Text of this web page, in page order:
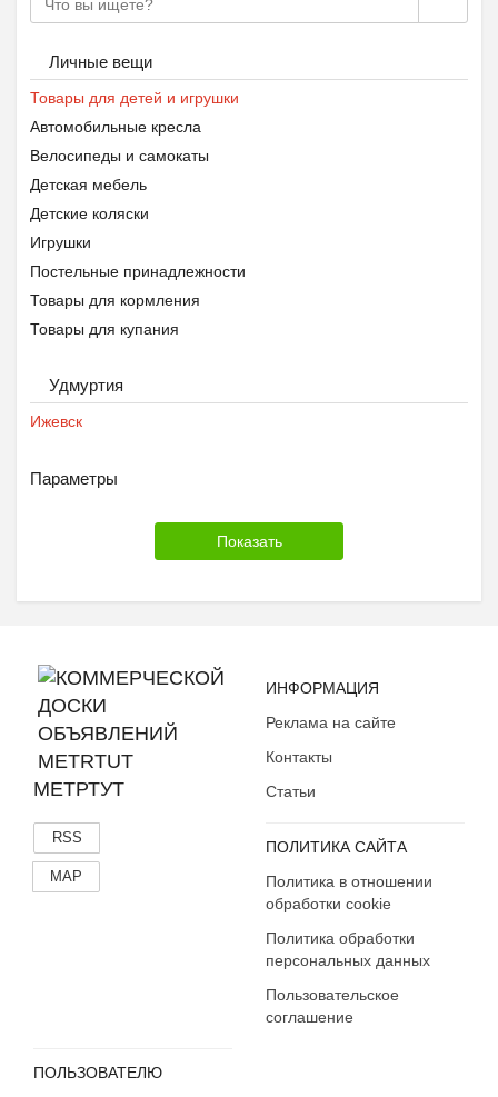
Личные вещи
Товары для детей и игрушки
Автомобильные кресла
Велосипеды и самокаты
Детская мебель
Детские коляски
Игрушки
Постельные принадлежности
Товары для кормления
Товары для купания
Удмуртия
Ижевск
Параметры
МЕТРТУТ
RSS
MAP
ИНФОРМАЦИЯ
Реклама на сайте
Контакты
Статьи
ПОЛИТИКА САЙТА
Политика в отношении
обработки cookie
Политика обработки
персональных данных
Пользовательское
соглашение
ПОЛЬЗОВАТЕЛЮ